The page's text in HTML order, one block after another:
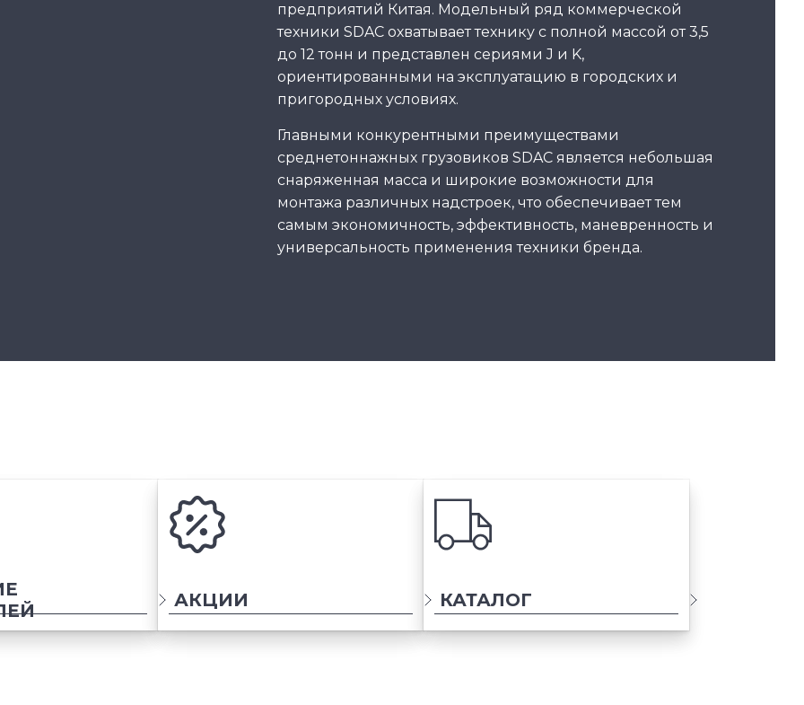
предприятий Китая. Модельный ряд коммерческой
техники SDAC охватывает технику с полной массой от 3,5
до 12 тонн и представлен сериями J и K,
ориентированными на эксплуатацию в городских и
пригородных условиях.
Главными конкурентными преимуществами
среднетоннажных грузовиков SDAC является небольшая
снаряженная масса и широкие возможности для
монтажа различных надстроек, что обеспечивает тем
самым экономичность, эффективность, маневренность и
универсальность применения техники бренда.
АКЦИИ КАТАЛОГ